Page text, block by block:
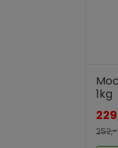
1kg
252,-